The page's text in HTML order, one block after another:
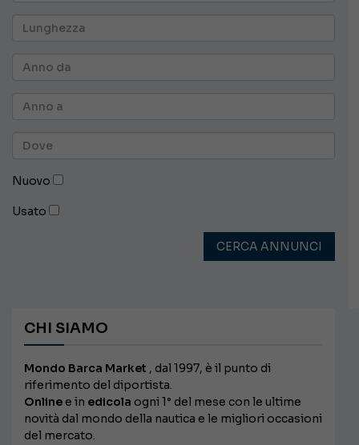
Nuovo
Usato
CERCA ANNUNCI
CHI SIAMO
Mondo Barca Market , dal 1997, è il punto di
riferimento del diportista.
Online e in edicola ogni 1° del mese con le ultime
novità dal mondo della nautica e le migliori occasioni
del mercato.